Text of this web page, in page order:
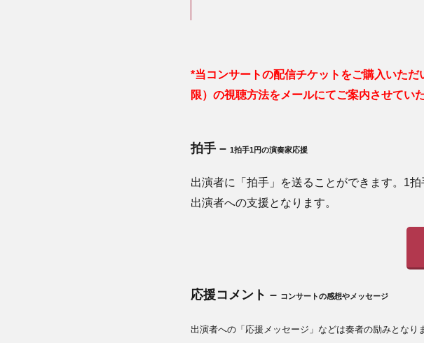
*当コンサートの配信チケットをご購入いた
限）の視聴方法をメールにてご案内させてい
拍手 – 1拍手1円の演奏家応援
出演者に「拍手」を送ることができます。1
出演者への支援となります。
応援コメント – コンサートの感想やメッセージ
出演者への「応援メッセージ」などは奏者の励みとなり